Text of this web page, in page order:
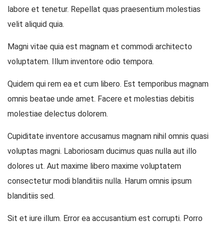
labore et tenetur. Repellat quas praesentium molestias
velit aliquid quia.
Magni vitae quia est magnam et commodi architecto
voluptatem. Illum inventore odio tempora.
Quidem qui rem ea et cum libero. Est temporibus magnam
omnis beatae unde amet. Facere et molestias debitis
molestiae delectus dolorem.
Cupiditate inventore accusamus magnam nihil omnis quasi
voluptas magni. Laboriosam ducimus quas nulla aut illo
dolores ut. Aut maxime libero maxime voluptatem
consectetur modi blanditiis nulla. Harum omnis ipsum
blanditiis sed.
Sit et iure illum. Error ea accusantium est corrupti. Porro